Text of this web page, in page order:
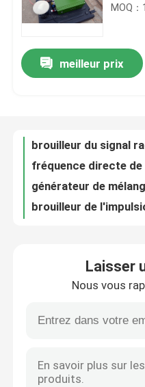
Vidéos
Visite de l'usine
Contrôle de qualité
Brouilleurs de bourdon
Brouilleur de
radar
MOQ：
meilleur prix
Laisser
Nous vous